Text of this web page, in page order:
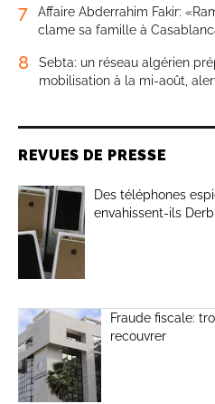
7
Affaire Abderrahim Fakir:
clame sa famille à
8
Sebta: un réseau algérien
mobilisation à la mi-août,
REVUES DE PRESSE
Des téléphones
envahissent-ils
Fraude fiscale:
recouvrer